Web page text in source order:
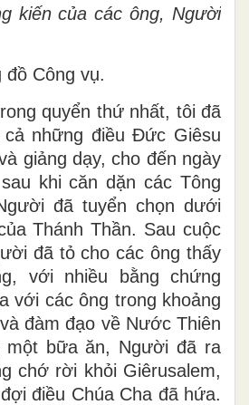
kiến của các ông, Người
đồ Công vụ.
quyển thứ nhất, tôi đã
những điều Ðức Giêsu
giảng dạy, cho đến ngày
khi căn dặn các Tông
đã tuyển chọn dưới
Thánh Thần. Sau cuộc
đã tỏ cho các ông thấy
với nhiều bằng chứng
với các ông trong khoảng
đàm đạo về Nước Thiên
một bữa ăn, Người đã ra
chớ rời khỏi Giêrusalem,
điều Chúa Cha đã hứa.